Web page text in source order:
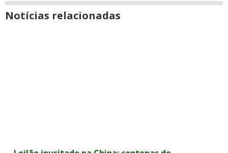
Notícias relacionadas